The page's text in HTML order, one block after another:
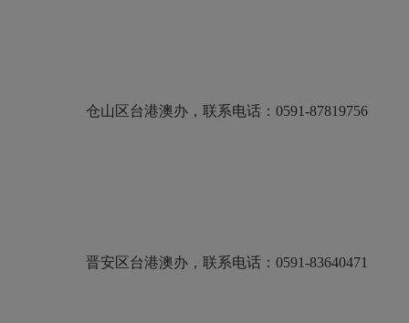
仓山区台港澳办，联系电话：0591-87819756
晋安区台港澳办，联系电话：0591-83640471